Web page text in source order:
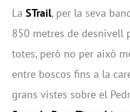
La STrail, per la seva
850 metres de desnivell
totes, però no per això
entre boscos fins a la
grans vistes sobre el